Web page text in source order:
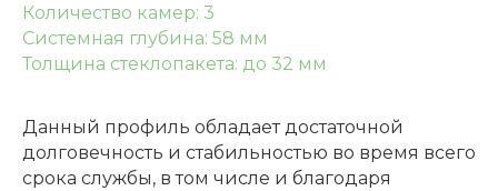
Количество камер: 3
Системная глубина: 58 мм
Толщина стеклопакета: до 32 мм
Данный профиль обладает достаточной
долговечность и стабильностью во время всего
срока службы, в том числе и благодаря